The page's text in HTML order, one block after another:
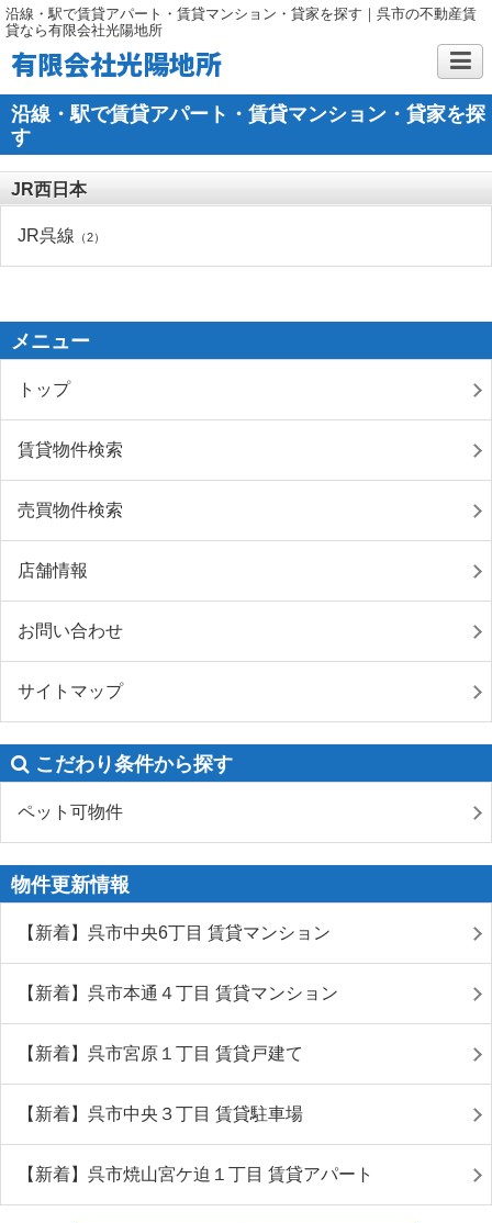
沿線・駅で賃貸アパート・賃貸マンション・貸家を探す｜呉市の不動産賃
貸なら有限会社光陽地所
有限会社光陽地所
沿線・駅で賃貸アパート・賃貸マンション・貸家を探
す
JR西日本
JR呉線 （2）
メニュー
トップ
賃貸物件検索
売買物件検索
店舗情報
お問い合わせ
サイトマップ
こだわり条件から探す
ペット可物件
物件更新情報
【新着】呉市中央6丁目 賃貸マンション
【新着】呉市本通４丁目 賃貸マンション
【新着】呉市宮原１丁目 賃貸戸建て
【新着】呉市中央３丁目 賃貸駐車場
【新着】呉市焼山宮ケ迫１丁目 賃貸アパート